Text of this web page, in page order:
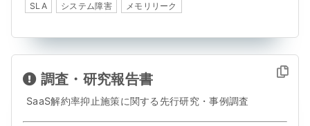
SLA システム障害 メモリリーク
調査・研究報告書
SaaS解約率抑止施策に関する先行研究・事例調査